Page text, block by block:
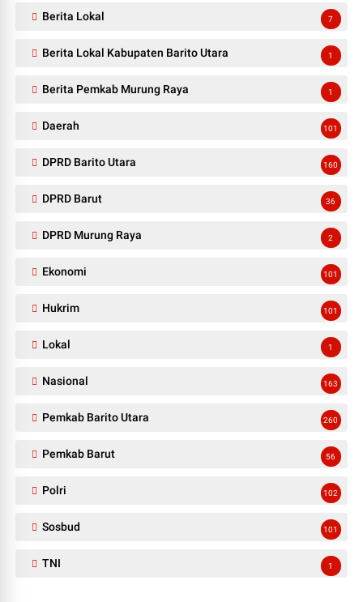
Berita Lokal 7
Berita Lokal Kabupaten Barito Utara 1
Berita Pemkab Murung Raya 1
Daerah 101
DPRD Barito Utara 160
DPRD Barut 36
DPRD Murung Raya 2
Ekonomi 101
Hukrim 101
Lokal 1
Nasional 163
Pemkab Barito Utara 260
Pemkab Barut 56
Polri 102
Sosbud 101
TNI 1